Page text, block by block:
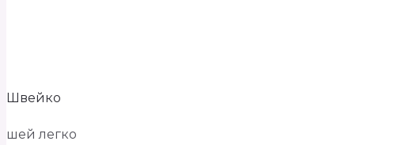
Швейко
шей легко